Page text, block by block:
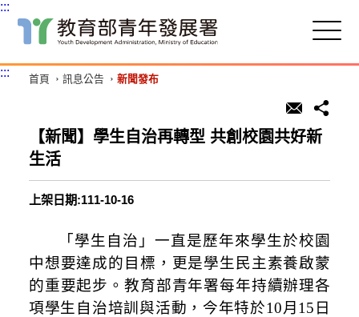
主
要
:::
::: 首頁 訊息公告 新聞發布
【新聞】學生自治再轉型 共創校園共好新
生活
上架日期:111-10-16
「學生自治」一直是歷年來學生於校園
中想要達成的目標，更是學生民主素養啟蒙
的重要起步。教育部青年署每年持續辦理各
項學生自治培訓與活動，今年特於10月15日